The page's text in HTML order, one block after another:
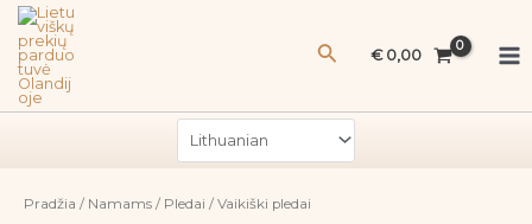
Pereiti
prie
turinio
Paieška
€0,00
Pradžia / Namams / Pledai / Vaikiški pledai